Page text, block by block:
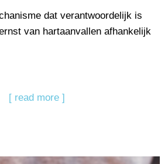
dat verantwoordelijk is
van hartaanvallen afhankelijk
[ read more ]